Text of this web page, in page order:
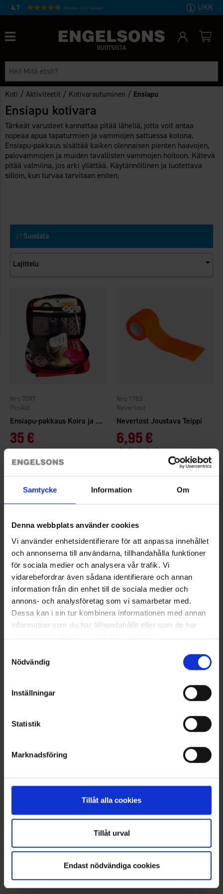
Samtycke Information Om
Denna webbplats använder cookies
Vi använder enhetsidentifierare för att anpassa innehållet
och annonserna till användarna, tillhandahålla funktioner
för sociala medier och analysera vår trafik. Vi
vidarebefordrar även sådana identifierare och annan
information från din enhet till de sociala medier och
annons- och analysföretag som vi samarbetar med.
Dessa kan i sin tur kombinera informationen med annan
information som du har tillhandahållit eller som de har
samlat in när du har använt deras tjänster.
Nödvändig
Inställningar
Statistik
Marknadsföring
Tillåt alla cookies
Tillåt urval
Endast nödvändiga cookies
4.7 Perustuu 27231 ääneen UKK
RUOTSISTA
Koti /Aktiviteetit / Kotivarautuminen / Ensiapu
Ensiapu kotivara
Tärkeät varusteet kannattaa pitää lähellä, jotta voit antaa
nopeaa apua tapaturmien ja vammojen sattuessa kotona.
Ensiapu-pakkaus sisältää kaiken olennaisen pienten haavojen,
palovammojen ja muiden tavallisten vammojen hoitoon. Kätevä
pitää valmiina, jos arki yllättää. Käytännöllinen ja luotettava
silloin, kun turvaa tarvitaan eniten.
Suodata
Lajittelu
Ensiapu-pakkaus Koira ja Koiranomistaja
ProAid
7097
35 €
Neverlost Joustava Teippi
Neverlost
1783
6,95 €
Arvio: 3.3 5:sta tähdestä
Ensiapu-pakkaus Ulkoilu
7096
Alk.19,95 €
Tuotteet 1–4 kaikkiaan 4:sta